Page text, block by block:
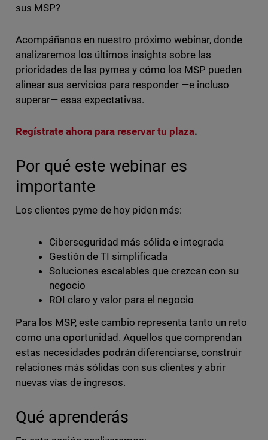
sus MSP?
Acompáñanos en nuestro próximo webinar, donde
analizaremos los últimos insights sobre las
prioridades de las pymes y cómo los MSP pueden
alinear sus servicios para responder —e incluso
superar— esas expectativas.
Regístrate ahora para reservar tu plaza.
Por qué este webinar es
importante
Los clientes pyme de hoy piden más:
Ciberseguridad más sólida e integrada
Gestión de TI simplificada
Soluciones escalables que crezcan con su
negocio
ROI claro y valor para el negocio
Para los MSP, este cambio representa tanto un reto
como una oportunidad. Aquellos que comprendan
estas necesidades podrán diferenciarse, construir
relaciones más sólidas con sus clientes y abrir
nuevas vías de ingresos.
Qué aprenderás